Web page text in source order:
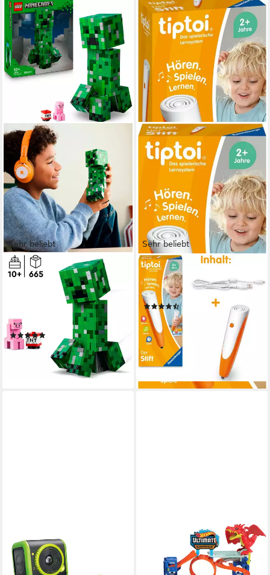
Sehr beliebt
LEGO®
Der Creeper (21276), LEGO
Konstruktionsspielsteine,
(665 St), Made in Europe
29,65 € UVP39,99 €
lieferbar - in 1-2 Werktagen bei dir
Sehr beliebt
RAVENSBURGER
Spiel tiptoi® Der Stift, Made in
Europe
(111)
ab 41,58 € 52,99 €
-22%
lieferbar in 2 Wochen